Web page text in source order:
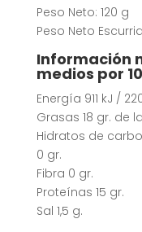
Peso Neto: 120 g
Peso Neto
Información
medios por
Energía 911 kJ /
Grasas 18 gr. de
Hidratos de
0 gr.
Fibra 0 gr.
Proteínas 15 gr.
Sal 1,5 g.